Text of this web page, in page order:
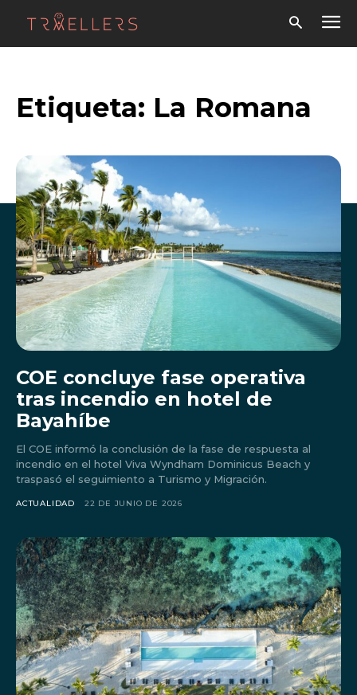
Etiqueta: La Romana
COE concluye fase operativa
tras incendio en hotel de
Bayahíbe
El COE informó la conclusión de la fase de respuesta al
incendio en el hotel Viva Wyndham Dominicus Beach y
traspasó el seguimiento a Turismo y Migración.
ACTUALIDAD 22 DE JUNIO DE 2026